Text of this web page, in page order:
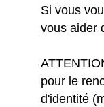
Si vous
vous aider
pour le
d'identité